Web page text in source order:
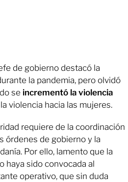
de gobierno destacó la
la pandemia, pero olvidó
se incrementó la violencia
violencia hacia las mujeres.
requiere de la coordinación
órdenes de gobierno y la
⁠Por ello, lamento que la
haya sido convocada al
operativo, que sin duda